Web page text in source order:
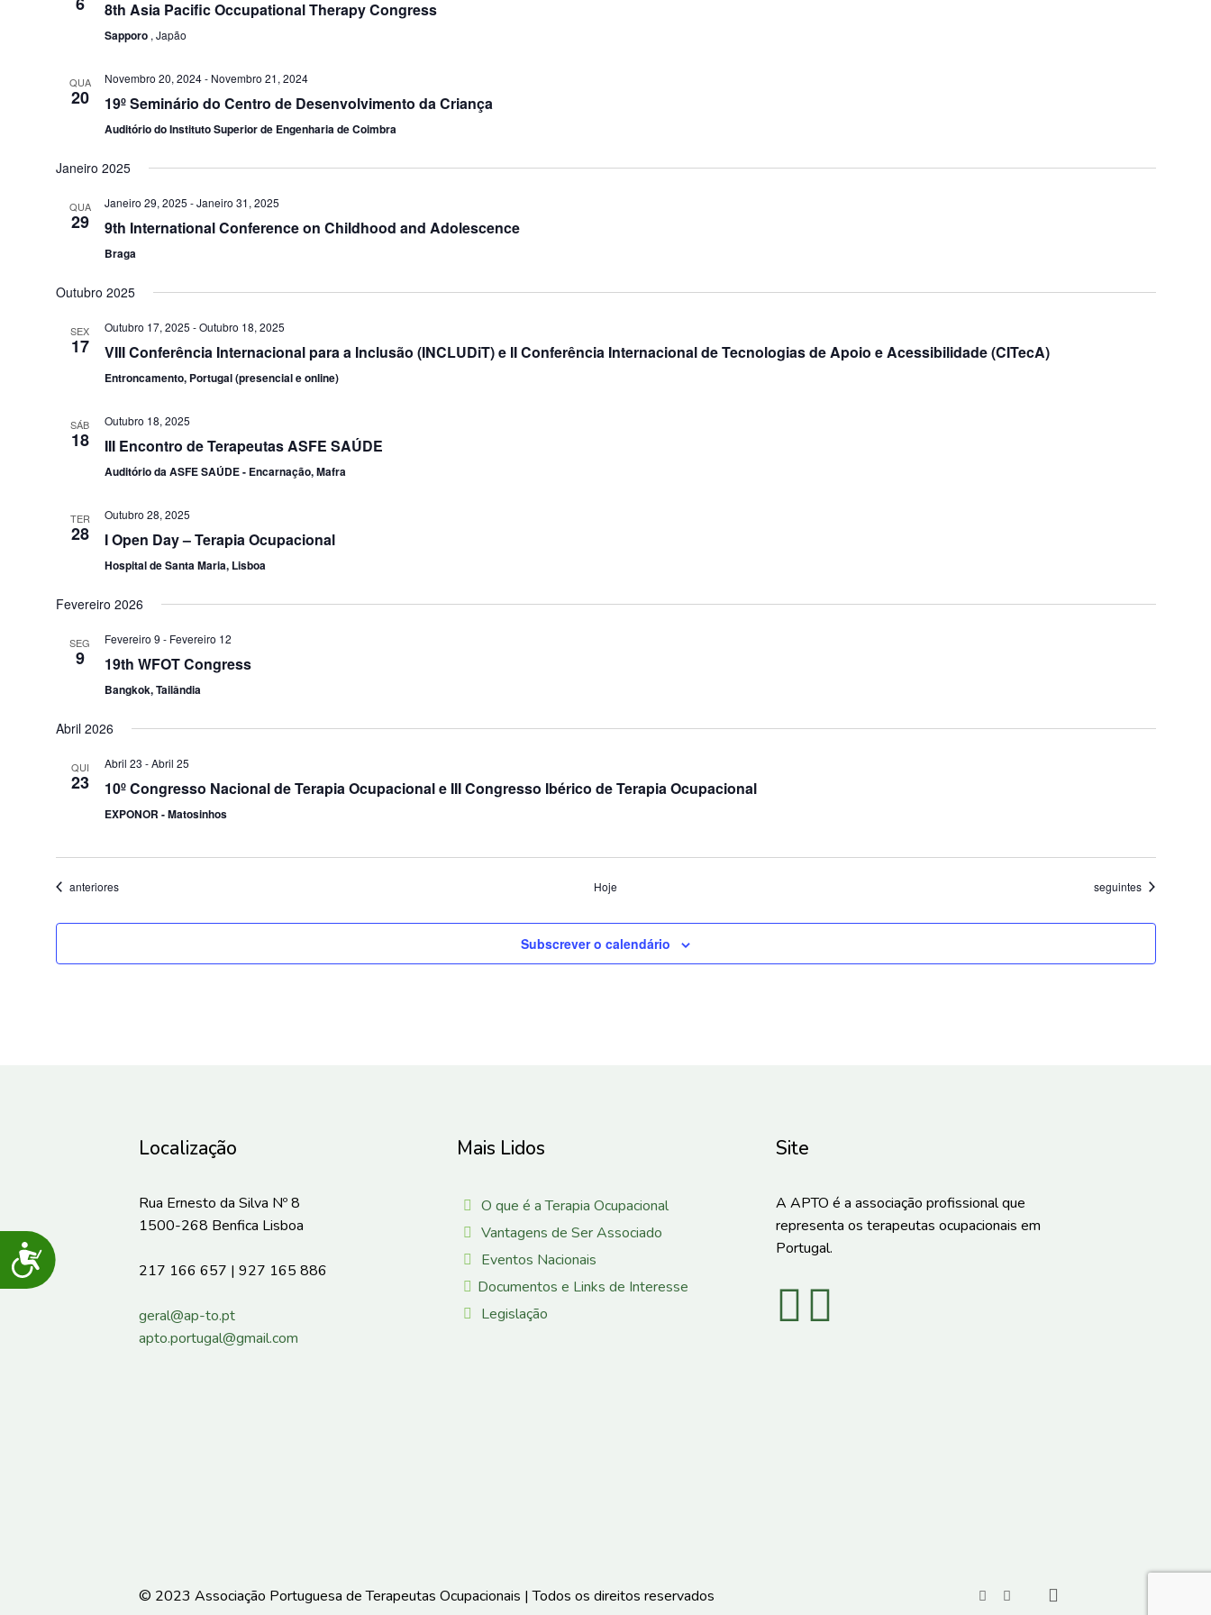
Acessibilidade
8th Asia Pacific Occupational Therapy Congress
Sapporo , Japão
QUA
20
Novembro 20, 2024- Novembro 21, 2024
19º Seminário do Centro de Desenvolvimento da Criança
Auditório do Instituto Superior de Engenharia de Coimbra
Janeiro 2025
QUA
29
Janeiro 29, 2025 -Janeiro 31, 2025
9th International Conference on Childhood and Adolescence
Braga
Outubro 2025
SEX
17
Outubro 17, 2025 -Outubro 18, 2025
VIII Conferência Internacional para a Inclusão (INCLUDiT) e II Conferência Internacional de Tecnologias de Apoio e Acessibilidade (CITecA)
Entroncamento, Portugal (presencial e online)
SÁB
18
Outubro 18, 2025
III Encontro de Terapeutas ASFE SAÚDE
Auditório da ASFE SAÚDE - Encarnação, Mafra
TER
28
Outubro 28, 2025
I Open Day – Terapia Ocupacional
Hospital de Santa Maria, Lisboa
Fevereiro 2026
SEG
9
Fevereiro 9 - Fevereiro 12
19th WFOT Congress
Bangkok, Tailândia
Abril 2026
QUI
23
Abril 23 -Abril 25
10º Congresso Nacional de Terapia Ocupacional e III Congresso Ibérico de Terapia Ocupacional
EXPONOR - Matosinhos
Eventos
anteriores Hoje Eventos
seguintes
Subscrever o calendário
Localização
Rua Ernesto da Silva Nº 8
1500-268 Benfica Lisboa
217 166 657 | 927 165 886
geral@ap-to.pt
apto.portugal@gmail.com
Mais Lidos
O que é a Terapia Ocupacional
Vantagens de Ser Associado
Eventos Nacionais
Documentos e Links de Interesse
Legislação
Site
A APTO é a associação profissional que
representa os terapeutas ocupacionais em
Portugal.
© 2023 Associação Portuguesa de Terapeutas Ocupacionais | Todos os direitos reservados